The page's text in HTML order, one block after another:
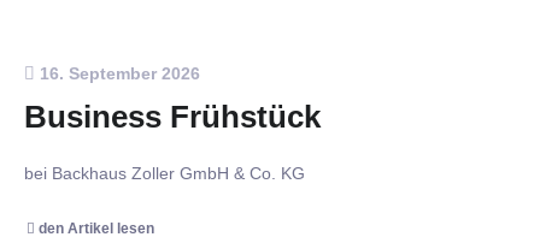
16. September 2026
Business Frühstück
bei Backhaus Zoller GmbH & Co. KG
den Artikel lesen